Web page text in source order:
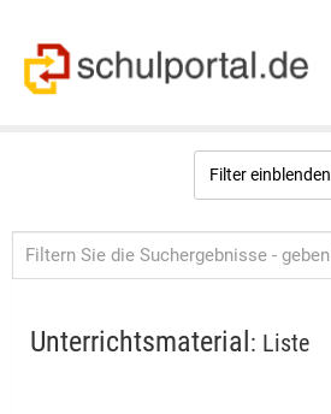
Filter einblenden
Unterrichtsmaterial : Liste